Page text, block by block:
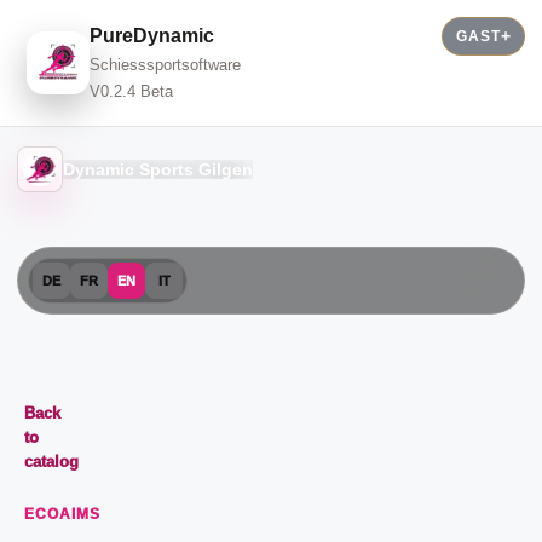
PureDynamic
Schiesssportsoftware
V0.2.4 Beta
GAST
Dynamic Sports Gilgen
DE FR EN IT
Back
to
catalog
ECOAIMS